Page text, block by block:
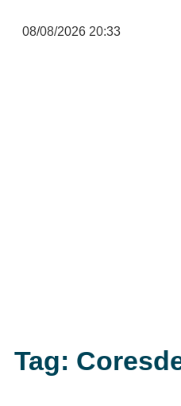
08/08/2026 20:33
Tag: